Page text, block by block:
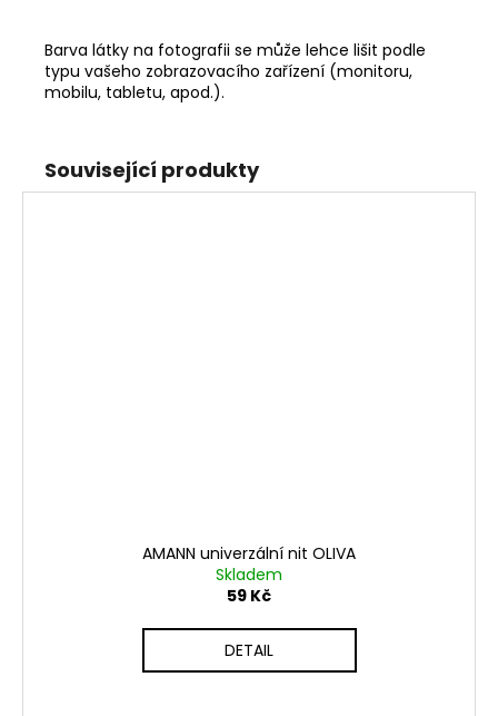
Barva látky na fotografii se může lehce lišit podle
typu vašeho zobrazovacího zařízení (monitoru,
mobilu, tabletu, apod.).
Související produkty
AMANN univerzální nit OLIVA
Skladem
59 Kč
DETAIL